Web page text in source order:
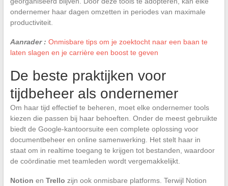
ondernemer haar dagen omzetten in periodes van maximale
productiviteit.
Aanrader : Onmisbare tips om je zoektocht naar een baan te
laten slagen en je carrière een boost te geven
De beste praktijken voor
tijdbeheer als ondernemer
Om haar tijd effectief te beheren, moet elke ondernemer tools
kiezen die passen bij haar behoeften. Onder de meest gebruikte
biedt de Google-kantoorsuite een complete oplossing voor
documentbeheer en online samenwerking. Het stelt haar in
staat om in realtime toegang te krijgen tot bestanden, waardoor
de coördinatie met teamleden wordt vergemakkelijkt.
Notion en Trello zijn ook onmisbare platforms. Terwijl Notion